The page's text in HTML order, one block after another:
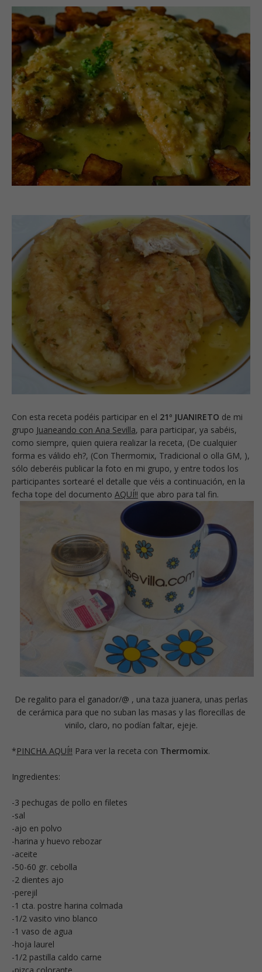
Con esta receta podéis participar en el 21º JUANIRETO de mi
grupo Juaneando con Ana Sevilla, para participar, ya sabéis,
como siempre, quien quiera realizar la receta, (De cualquier
forma es válido eh?, (Con Thermomix, Tradicional o olla GM, ),
sólo deberéis publicar la foto en mi grupo, y entre todos los
participantes sortearé el detalle que véis a continuación, en la
fecha tope del documento AQUÍ!! que abro para tal fin.
De regalito para el ganador/@ , una taza juanera, unas perlas
de cerámica para que no suban las masas y las florecillas de
vinilo, claro, no podían faltar, ejeje.
*PINCHA AQUÍ!! Para ver la receta con Thermomix.
Ingredientes:
-3 pechugas de pollo en filetes
-sal
-ajo en polvo
-harina y huevo rebozar
-aceite
-50-60 gr. cebolla
-2 dientes ajo
-perejil
-1 cta. postre harina colmada
-1/2 vasito vino blanco
-1 vaso de agua
-hoja laurel
-1/2 pastilla caldo carne